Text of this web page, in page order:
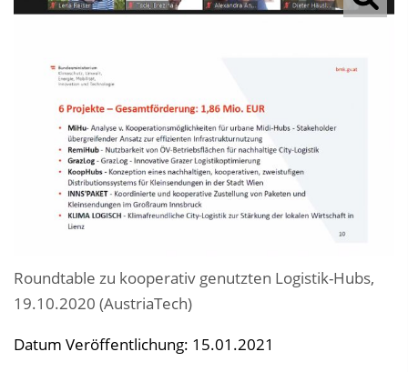
Roundtable zu kooperativ genutzten Logistik-Hubs,
19.10.2020 (AustriaTech)
Datum Veröffentlichung: 15.01.2021